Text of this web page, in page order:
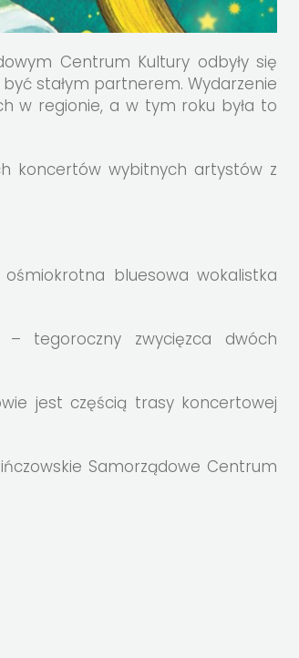
Centrum Kultury odbyły się
stałym partnerem. Wydarzenie
w regionie, a w tym roku była to
koncertów wybitnych artystów z
bluesowa wokalistka
– tegoroczny zwycięzca dwóch
jest częścią trasy koncertowej
Samorządowe Centrum